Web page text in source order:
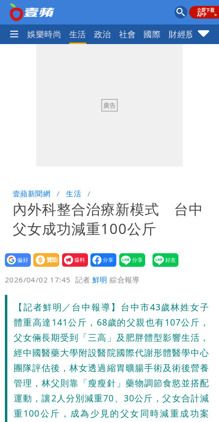
熱門 娛樂時尚 生活 政治 社會 國際 財經股市
壹蘋新聞網 生活
內外科整合治療新模式 台中
父女成功減重100公斤
設為
贊助
我要
爆料
2026/04/02 17:45 記者鮮明 綜合報導
【記者鮮明／台中報導】台中市43歲林姓女子
體重高達141公斤，68歲的父親也有107公斤，
父女倆長期受到「三高」及肥胖體型影響生活，
經中國醫藥大學附設醫院國際代謝形體醫學中心
團隊評估後，林女透過縮胃曠腸手術及術後營養
管理，林父則靠「瘦瘦針」藥物調節食慾並搭配
運動，讓2人分別減重70、30公斤，父女合計減
重100公斤，成為少見的父女同時減重成功案